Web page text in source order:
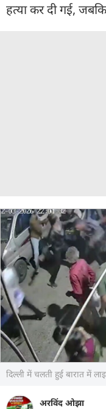
हत्या कर दी गई,
दिल्ली में चलती हुई बारात में
अरविंद ओझा